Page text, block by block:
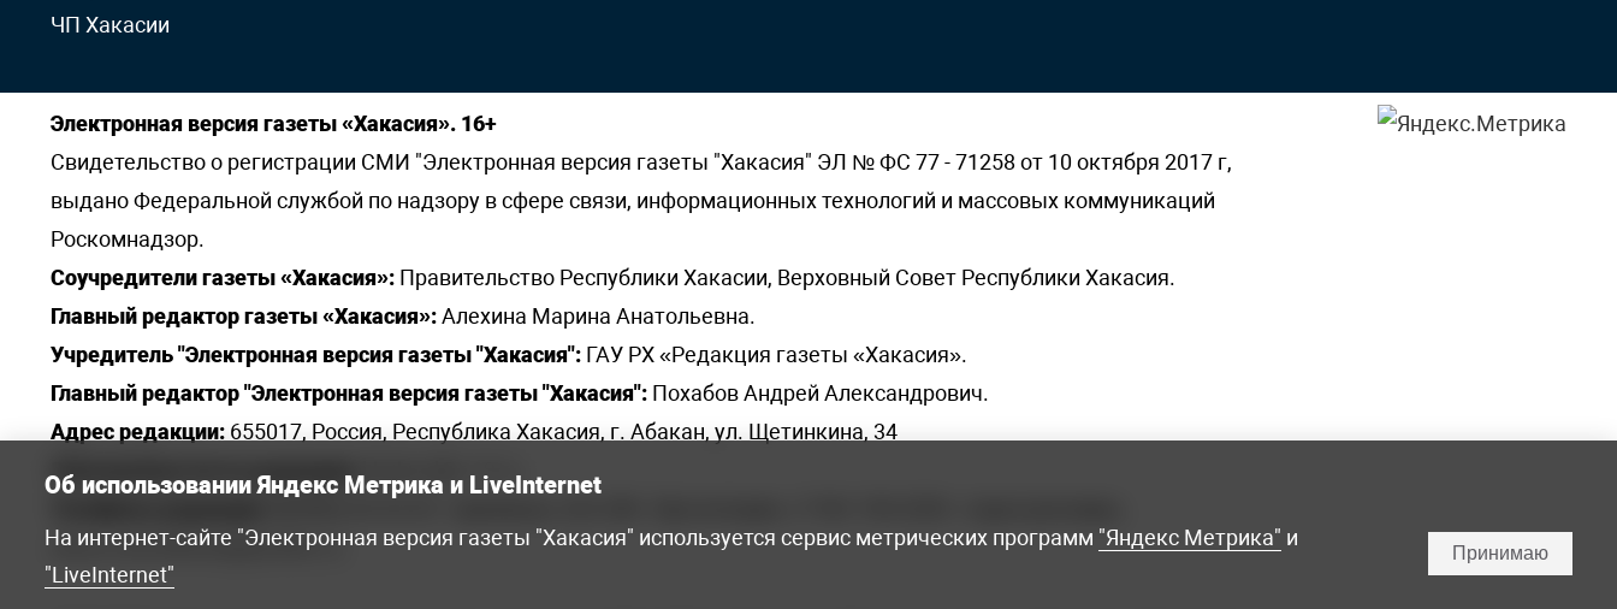
ЧП Хакасии
Электронная версия газеты «Хакасия». 16+
Свидетельство о регистрации СМИ "Электронная версия газеты "Хакасия" ЭЛ № ФС 77 - 71258 от 10 октября 2017 г,
выдано Федеральной службой по надзору в сфере связи, информационных технологий и массовых коммуникаций
Роскомнадзор.
Соучредители газеты «Хакасия»: Правительство Республики Хакасии, Верховный Совет Республики Хакасия.
Главный редактор газеты «Хакасия»:Алехина Марина Анатольевна.
Учредитель "Электронная версия газеты "Хакасия": ГАУ РХ «Редакция газеты «Хакасия».
Главный редактор "Электронная версия газеты "Хакасия": Похабов Андрей Александрович.
Адрес редакции: 655017, Россия, Республика Хакасия, г. Абакан, ул. Щетинкина, 34
Электронная почта редакции: khakred@r-19.ru
elena.s.korotkowa@yandex.ru.
Об использовании Яндекс Метрика и LiveInternet
На интернет-сайте "Электронная версия газеты "Хакасия" используется сервис метрических программ "Яндекс Метрика" и
"LiveInternet"
Принимаю